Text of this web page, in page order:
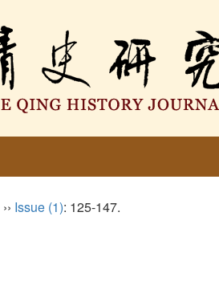
›› Issue (1): 125-147.